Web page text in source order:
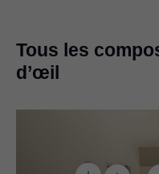
Tous les
d’œil